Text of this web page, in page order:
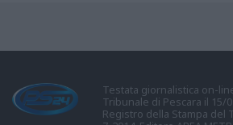
Testata giornalistica on-
Tribunale di Pescara il 15/
Registro della Stampa del